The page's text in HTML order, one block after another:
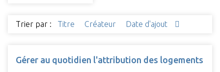
Trier par : Titre Créateur Date d'ajout
Gérer au quotidien l'attribution des logements